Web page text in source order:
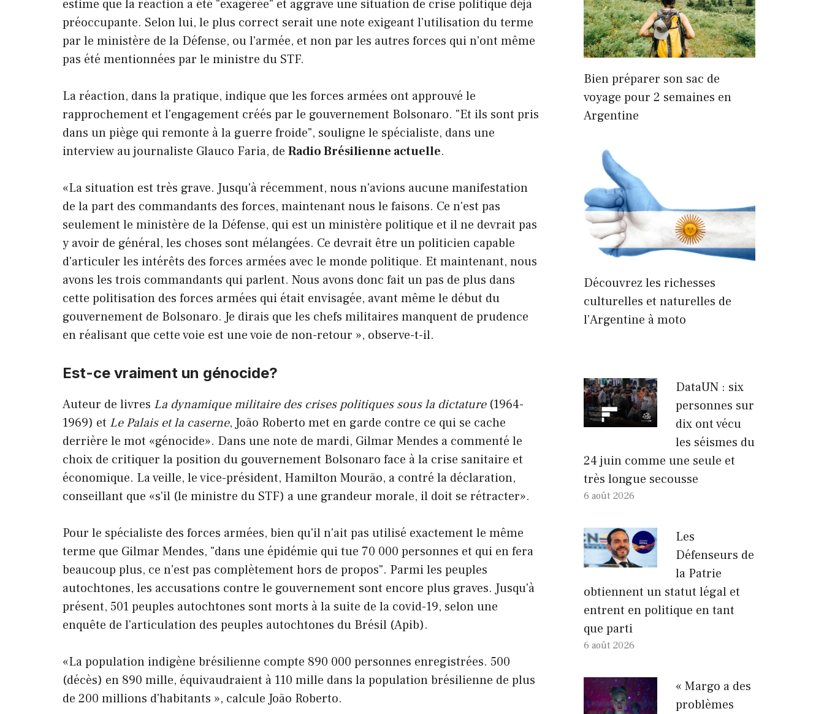
estime que la réaction a été "exagérée" et aggrave une situation de crise politique déjà
préoccupante. Selon lui, le plus correct serait une note exigeant l'utilisation du terme
par le ministère de la Défense, ou l'armée, et non par les autres forces qui n'ont même
pas été mentionnées par le ministre du STF.
La réaction, dans la pratique, indique que les forces armées ont approuvé le
rapprochement et l'engagement créés par le gouvernement Bolsonaro. "Et ils sont pris
dans un piège qui remonte à la guerre froide", souligne le spécialiste, dans une
interview au journaliste Glauco Faria, de Radio Brésilienne actuelle.
«La situation est très grave. Jusqu'à récemment, nous n'avions aucune manifestation
de la part des commandants des forces, maintenant nous le faisons. Ce n'est pas
seulement le ministère de la Défense, qui est un ministère politique et il ne devrait pas
y avoir de général, les choses sont mélangées. Ce devrait être un politicien capable
d'articuler les intérêts des forces armées avec le monde politique. Et maintenant, nous
avons les trois commandants qui parlent. Nous avons donc fait un pas de plus dans
cette politisation des forces armées qui était envisagée, avant même le début du
gouvernement de Bolsonaro. Je dirais que les chefs militaires manquent de prudence
en réalisant que cette voie est une voie de non-retour », observe-t-il.
Est-ce vraiment un génocide?
Auteur de livres La dynamique militaire des crises politiques sous la dictature(1964-
1969) et Le Palais et la caserne, João Roberto met en garde contre ce qui se cache
derrière le mot «génocide». Dans une note de mardi, Gilmar Mendes a commenté le
choix de critiquer la position du gouvernement Bolsonaro face à la crise sanitaire et
économique. La veille, le vice-président, Hamilton Mourão, a contré la déclaration,
conseillant que «s'il (le ministre du STF) a une grandeur morale, il doit se rétracter».
Pour le spécialiste des forces armées, bien qu'il n'ait pas utilisé exactement le même
terme que Gilmar Mendes, "dans une épidémie qui tue 70 000 personnes et qui en fera
beaucoup plus, ce n'est pas complètement hors de propos". Parmi les peuples
autochtones, les accusations contre le gouvernement sont encore plus graves. Jusqu'à
présent, 501 peuples autochtones sont morts à la suite de la covid-19, selon une
enquête de l'articulation des peuples autochtones du Brésil (Apib).
«La population indigène brésilienne compte 890 000 personnes enregistrées. 500
(décès) en 890 mille, équivaudraient à 110 mille dans la population brésilienne de plus
de 200 millions d'habitants », calcule João Roberto.
Bien préparer son sac de
voyage pour 2 semaines en
Argentine
Découvrez les richesses
culturelles et naturelles de
l’Argentine à moto
DataUN : six
personnes sur
dix ont vécu
les séismes du
24 juin comme une seule et
très longue secousse
6 août 2026
Les
Défenseurs de
la Patrie
obtiennent un statut légal et
entrent en politique en tant
que parti
6 août 2026
« Margo a des
problèmes